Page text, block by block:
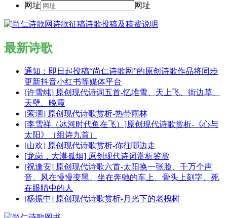
网址
网址
最新诗歌
通知：即日起投稿“尚仁诗歌网”的原创诗歌作品将同步
更新抖音小红书等媒体平台
[许雪纯] 原创现代诗词五首-忆堆雪、天上飞、街边草、
天壁、晚霞
[萦洄] 原创现代诗歌赏析-热带雨林
[李雪祥（冰河时代鱼在飞）]原创现代诗歌赏析-《心与
太阳》（组诗九首）
[山欢] 原创现代诗歌赏析-你往哪边走
[龙岗，大漠孤烟] 原创现代诗词赏析鉴赏
[祝逢安] 原创现代诗歌六首-太阳换一张脸、千万个声
音、风在慢慢变黑、坐在奔驰的车上、骨头上刻字、死
在眼睛中的人
[杨振中] 原创现代诗歌赏析-月光下的老槐树